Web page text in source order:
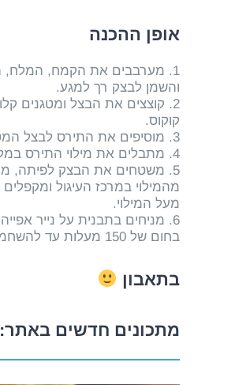
אופן ההכנה
1. מערבבים את הקמח, המלח,
והשמן לבצק רך למגע.
2. קוצצים את הבצל ומטגנים
קוקוס.
3. מוסיפים את התירס לבצל המטוגן.
4. מתבלים את מילוי התירס במלח.
5. משטחים את הבצק לפיתה,
מהמילוי במרכז העיגול
מעל המילוי.
6. מניחים בתבנית על נייר
בחום של 150 מעלות עד להשחמה.
בתאבון
מתכונים חדשים באתר: